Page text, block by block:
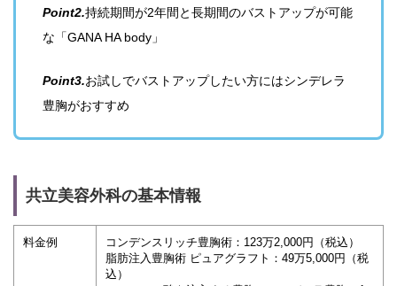
Point2.持続期間が2年間と長期間のバストアップが可能
な「GANA HA body」
Point3.お試しでバストアップしたい方にはシンデレラ
豊胸がおすすめ
共立美容外科の基本情報
料金例
コンデンスリッチ豊胸術：123万2,000円（税込）
脂肪注入豊胸術 ピュアグラフト：49万5,000円（税
込）